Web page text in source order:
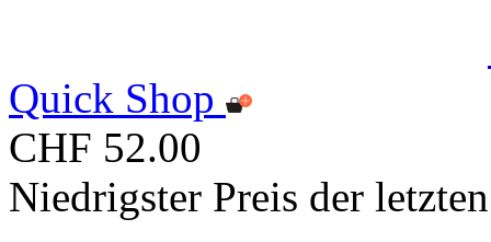
Quick Shop
CHF 52.00
Niedrigster Preis der